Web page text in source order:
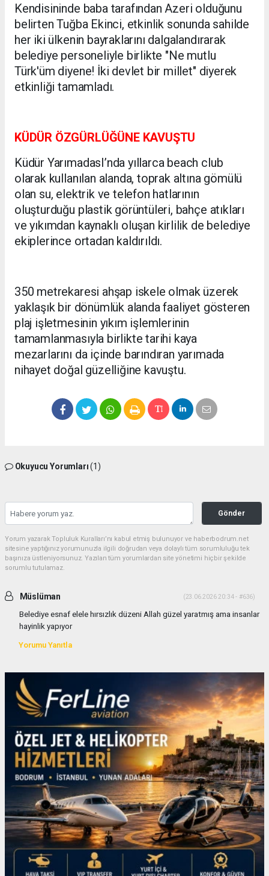
Kendisininde baba tarafından Azeri olduğunu
belirten Tuğba Ekinci, etkinlik sonunda sahilde
her iki ülkenin bayraklarını dalgalandırarak
belediye personeliyle birlikte "Ne mutlu
Türk'üm diyene! İki devlet bir millet" diyerek
etkinliği tamamladı.
KÜDÜR ÖZGÜRLÜĞÜNE KAVUŞTU
Küdür YarımadasI’nda yıllarca beach club
olarak kullanılan alanda, toprak altına gömülü
olan su, elektrik ve telefon hatlarının
oluşturduğu plastik görüntüleri, bahçe atıkları
ve yıkımdan kaynaklı oluşan kirlilik de belediye
ekiplerince ortadan kaldırıldı.
350 metrekaresi ahşap iskele olmak üzerek
yaklaşık bir dönümlük alanda faaliyet gösteren
plaj işletmesinin yıkım işlemlerinin
tamamlanmasıyla birlikte tarihi kaya
mezarlarını da içinde barındıran yarımada
nihayet doğal güzelliğine kavuştu.
Okuyucu Yorumları(1)
Gönder
Yorum yazarak Topluluk Kuralları’nı kabul etmiş bulunuyor ve haberbodrum.net
sitesine yaptığınız yorumunuzla ilgili doğrudan veya dolaylı tüm sorumluluğu tek
başınıza üstleniyorsunuz. Yazılan tüm yorumlardan site yönetimi hiçbir şekilde
sorumlu tutulamaz.
Müslüman (23.06.2026 20:34 - #636)
Belediye esnaf elele hırsızlık düzeni Allah güzel yaratmış ama insanlar
hayinlik yapıyor
Yorumu Yanıtla